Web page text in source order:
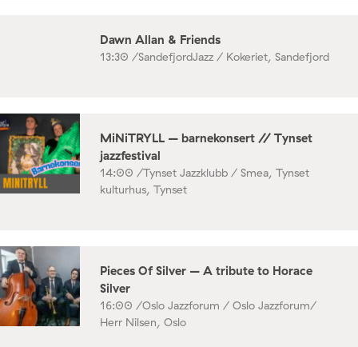
Dawn Allan & Friends
13:30 /SandefjordJazz / Kokeriet, Sandefjord
MiNiTRYLL – barnekonsert // Tynset
jazzfestival
14:00 /Tynset Jazzklubb / Smea, Tynset
kulturhus, Tynset
Pieces Of Silver – A tribute to Horace
Silver
16:00 /Oslo Jazzforum / Oslo Jazzforum/
Herr Nilsen, Oslo